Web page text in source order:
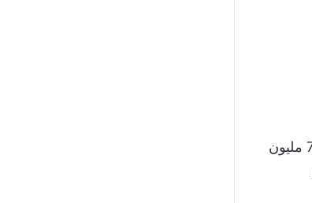
لم يقم حتى الآن بسداد أكثر من 7 مليون